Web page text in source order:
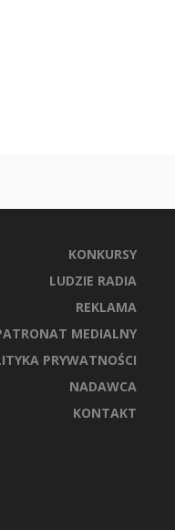
KONKURSY
LUDZIE RADIA
REKLAMA
MEDIALNY
PRYWATNOŚCI
NADAWCA
KONTAKT